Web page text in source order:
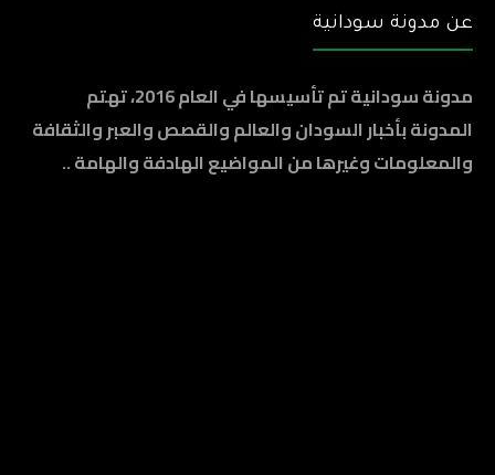
عن مدونة سودانية
مدونة سودانية تم تأسيسها في العام 2016، تهتم
المدونة بأخبار السودان والعالم والقصص والعبر والثقافة
والمعلومات وغيرها من المواضيع الهادفة والهامة ..